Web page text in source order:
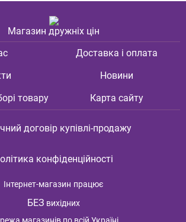
Магазин дружніх цін
Доставка і оплата
Новини
товару
Карта сайту
договір купівлі-продажу
конфіденційності
Інтернет-магазин працює
БЕЗ вихідних